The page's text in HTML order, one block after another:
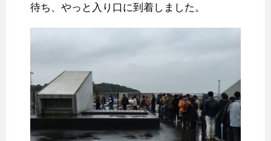
待ち、やっと入り口に到着しました。